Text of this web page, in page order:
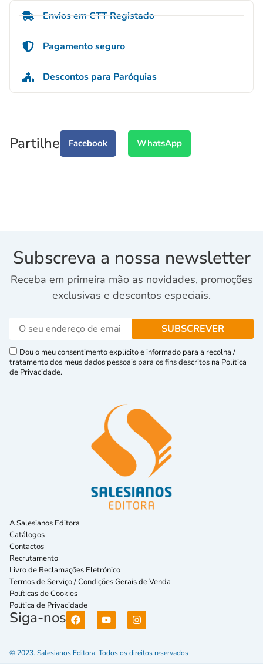
Envios em CTT Registado
Pagamento seguro
Descontos para Paróquias
Partilhe Facebook WhatsApp
Subscreva a nossa newsletter
Receba em primeira mão as novidades, promoções
exclusivas e descontos especiais.
Dou o meu consentimento explícito e informado para a recolha /
tratamento dos meus dados pessoais para os fins descritos na Política
de Privacidade.
A Salesianos Editora
Catálogos
Contactos
Recrutamento
Livro de Reclamações Eletrónico
Termos de Serviço / Condições Gerais de Venda
Políticas de Cookies
Política de Privacidade
Siga-nos
© 2023. Salesianos Editora. Todos os direitos reservados